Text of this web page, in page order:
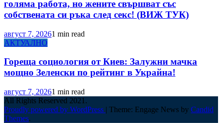
голяма работа, но жените свършват със
собствената си ръка след секс! (ВИЖ ТУК)
август 7, 20261 min read
АКТУАЛНО
Гореща социология от Киев: Залужни мачка
мощно Зеленски по рейтинг в Украйна!
август 7, 20261 min read
All Rights Reserved 2021.
Proudly powered by WordPress | Theme: Engage News by Candid
Themes.